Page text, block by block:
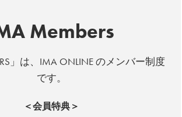
Members
」は、IMA ONLINE のメンバー制度
です。
＜会員特典＞